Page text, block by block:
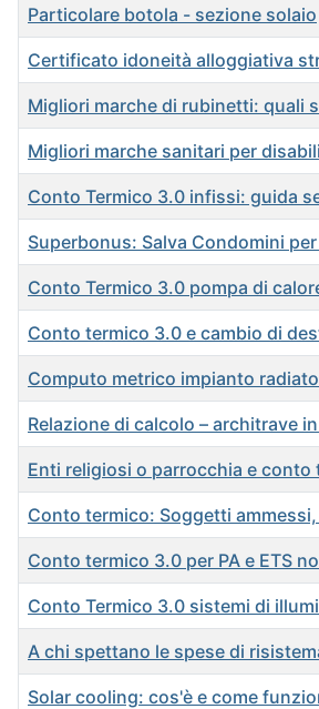
Particolare botola - sezione solaio
Certificato idoneità alloggiativa
Migliori marche di rubinetti: quali
Migliori marche sanitari per disabili
Conto Termico 3.0 infissi: guida
Superbonus: Salva Condomini
Conto Termico 3.0 pompa di
Conto termico 3.0 e cambio di
Computo metrico impianto
Relazione di calcolo – architrave
Enti religiosi o parrocchia e conto
Conto termico: Soggetti
Conto termico 3.0 per PA e ETS
Conto Termico 3.0 sistemi di
A chi spettano le spese di
Solar cooling: cos'è e come